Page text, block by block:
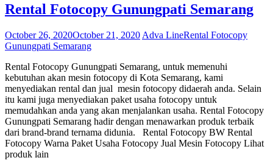
Rental Fotocopy Gunungpati Semarang
October 26, 2020October 21, 2020 Adva LineRental Fotocopy
Gunungpati Semarang
Rental Fotocopy Gunungpati Semarang, untuk memenuhi
kebutuhan akan mesin fotocopy di Kota Semarang, kami
menyediakan rental dan jual mesin fotocopy didaerah anda. Selain
itu kami juga menyediakan paket usaha fotocopy untuk
memudahkan anda yang akan menjalankan usaha. Rental Fotocopy
Gunungpati Semarang hadir dengan menawarkan produk terbaik
dari brand-brand ternama didunia. Rental Fotocopy BW Rental
Fotocopy Warna Paket Usaha Fotocopy Jual Mesin Fotocopy Lihat
produk lain